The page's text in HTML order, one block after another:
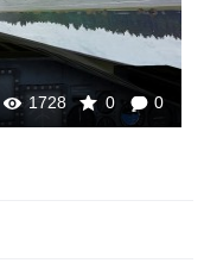
1728 0 0